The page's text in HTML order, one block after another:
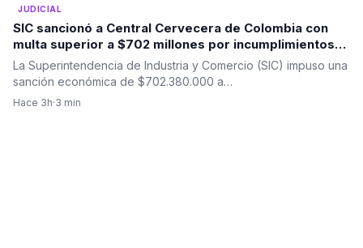
JUDICIAL
SIC sancionó a Central Cervecera de Colombia con
multa superior a $702 millones por incumplimientos
en promociones dirigidas a consumidores
La Superintendencia de Industria y Comercio (SIC) impuso una
sanción económica de $702.380.000 a…
Hace 3h·3 min